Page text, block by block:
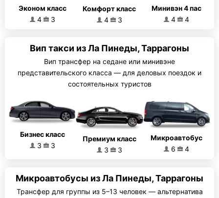
Эконом класс
4
3
Комфорт класс
4
3
Минивэн 4 пас
4
4
Вип такси из Ла Пинеды, Таррагоны
Вип трансфер на седане или минивэне
представительского класса — для деловых поездок и
состоятельных туристов
Бизнес класс
3
3
Премиум класс
3
3
Микроавтобус
6
4
Микроавтобусы из Ла Пинеды, Таррагоны
Трансфер для группы из 5–13 человек — альтернатива